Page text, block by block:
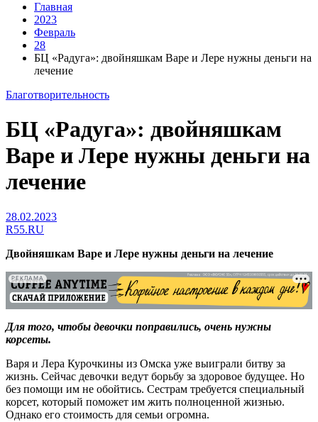
Главная
2023
Февраль
28
БЦ «Радуга»: двойняшкам Варе и Лере нужны деньги на
лечение
Благотворительность
БЦ «Радуга»: двойняшкам
Варе и Лере нужны деньги на
лечение
28.02.2023
R55.RU
Двойняшкам Варе и Лере нужны деньги на лечение
РЕКЛАМА
Для того, чтобы девочки поправились, очень нужны
корсеты.
Варя и Лера Курочкины из Омска уже выиграли битву за
жизнь. Сейчас девочки ведут борьбу за здоровое будущее. Но
без помощи им не обойтись. Сестрам требуется специальный
корсет, который поможет им жить полноценной жизнью.
Однако его стоимость для семьи огромна.